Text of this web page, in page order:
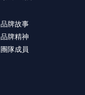
品牌故事
品牌精神
團隊成員